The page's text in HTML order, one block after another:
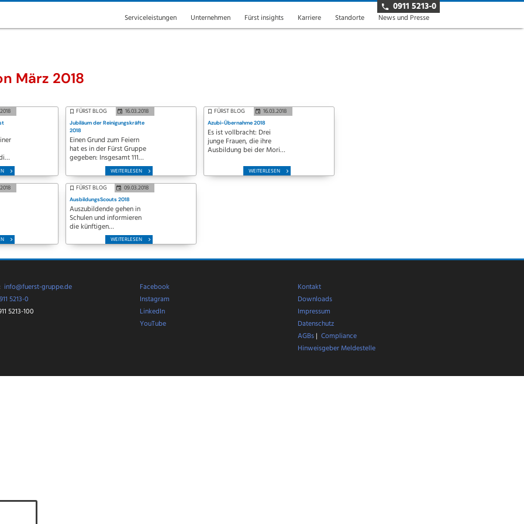
Serviceleistungen Unternehmen Fürst insights Karriere Standorte News und Presse
0911 5213-0
März 2018
FÜRST BLOG 16.03.2018
Jubiläum der Reinigungskräfte
2018
Einen Grund zum Feiern
hat es in der Fürst Gruppe
gegeben: Insgesamt 111
Mitarbeiterinnen und
Mitarbeiter hatten
vergangenes Jahr
Jubiläum. Davon feierten
zwei Mitarbeiter ihre 40-
jährige
Betriebszugehörigkeit und
eine Mitarbeiterin ihr 30-
WEITERLESEN
FÜRST BLOG 16.03.2018
Azubi-Übernahme 2018
Es ist vollbracht: Drei
junge Frauen, die ihre
Ausbildung bei der Moritz
sowie der Fürst
Personaldienstleistungen
WEITERLESEN
FÜRST BLOG 09.03.2018
AusbildungsScouts 2018
Auszubildende gehen in
Schulen und informieren
die künftigen
Schulabgänger über die
Vorzüge einer dualen
das Konzept des Projektes
Handelskammertages
WEITERLESEN
info@fuerst-gruppe.de
5213-0
5213-100
Facebook
Instagram
LinkedIn
YouTube
Kontakt
Downloads
Impressum
Datenschutz
AGBs | Compliance
Hinweisgeber Meldestelle